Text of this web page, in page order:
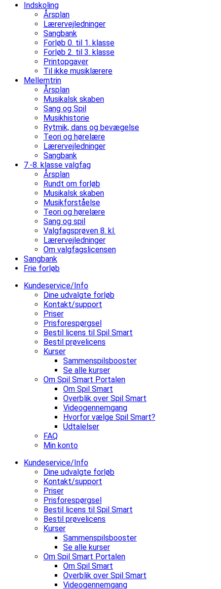
Indskoling
Årsplan
Lærervejledninger
Sangbank
Forløb 0. til 1. klasse
Forløb 2. til 3. klasse
Printopgaver
Til ikke musiklærere
Mellemtrin
Årsplan
Musikalsk skaben
Sang og Spil
Musikhistorie
Rytmik, dans og bevægelse
Teori og hørelære
Lærervejledninger
Sangbank
7.-8. klasse valgfag
Årsplan
Rundt om forløb
Musikalsk skaben
Musikforståelse
Teori og hørelære
Sang og spil
Valgfagsprøven 8. kl.
Lærervejledninger
Om valgfagslicensen
Sangbank
Frie forløb
Kundeservice/Info
Dine udvalgte forløb
Kontakt/support
Priser
Prisforespørgsel
Bestil licens til Spil Smart
Bestil prøvelicens
Kurser
Sammenspilsbooster
Se alle kurser
Om Spil Smart Portalen
Om Spil Smart
Overblik over Spil Smart
Videogennemgang
Hvorfor vælge Spil Smart?
Udtalelser
FAQ
Min konto
Kundeservice/Info
Dine udvalgte forløb
Kontakt/support
Priser
Prisforespørgsel
Bestil licens til Spil Smart
Bestil prøvelicens
Kurser
Sammenspilsbooster
Se alle kurser
Om Spil Smart Portalen
Om Spil Smart
Overblik over Spil Smart
Videogennemgang